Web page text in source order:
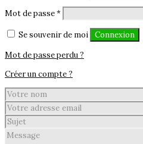
Mot de passe*
Se souvenir de moi
Connexion
Mot de passe perdu ?
Créer un compte ?